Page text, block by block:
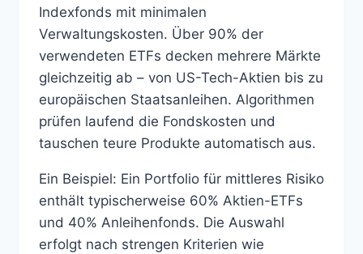
Indexfonds mit minimalen
Verwaltungskosten. Über 90% der
verwendeten ETFs decken mehrere Märkte
gleichzeitig ab – von US-Tech-Aktien bis zu
europäischen Staatsanleihen. Algorithmen
prüfen laufend die Fondskosten und
tauschen teure Produkte automatisch aus.
Ein Beispiel: Ein Portfolio für mittleres Risiko
enthält typischerweise 60% Aktien-ETFs
und 40% Anleihenfonds. Die Auswahl
erfolgt nach strengen Kriterien wie